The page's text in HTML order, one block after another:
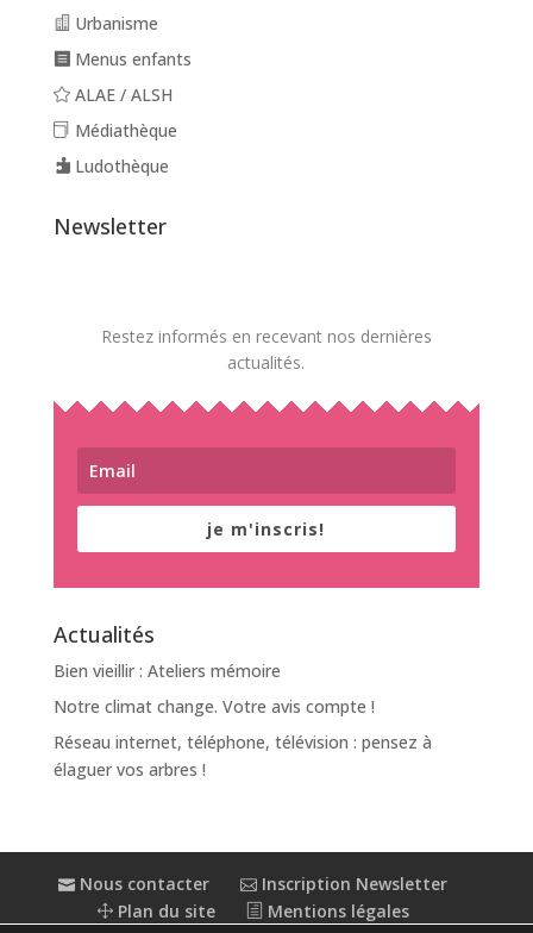
Urbanisme
Menus enfants
ALAE / ALSH
Médiathèque
Ludothèque
Newsletter
Restez informés en recevant nos dernières
actualités.
je m'inscris!
Actualités
Bien vieillir : Ateliers mémoire
Notre climat change. Votre avis compte !
Réseau internet, téléphone, télévision : pensez à
élaguer vos arbres !
Nous contacter
Inscription Newsletter
Plan du site
Mentions légales